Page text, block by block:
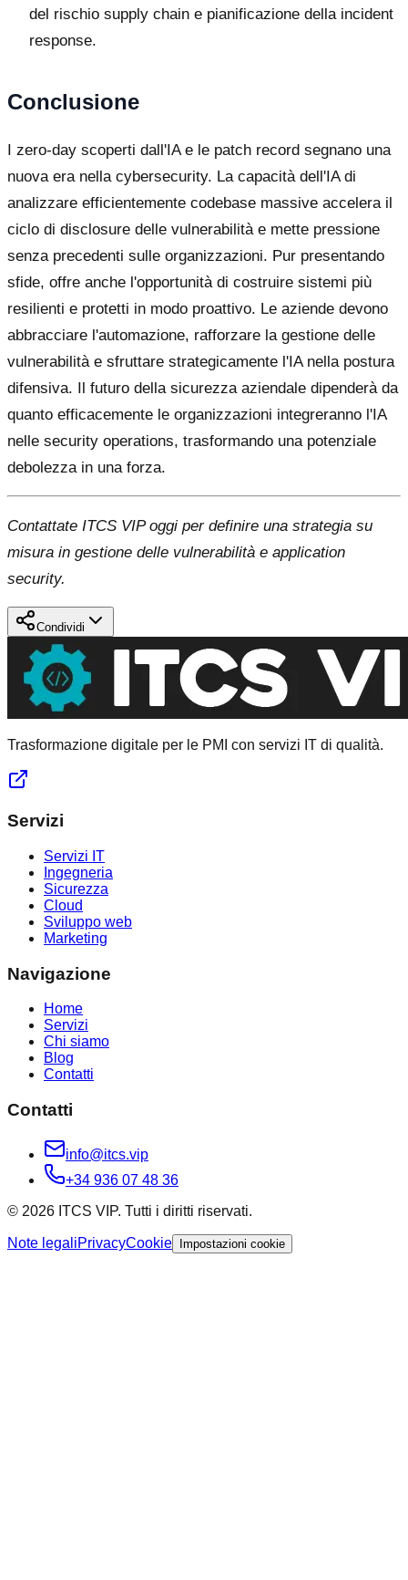
del rischio supply chain e pianificazione della incident
response.
Conclusione
I zero-day scoperti dall'IA e le patch record segnano una
nuova era nella cybersecurity. La capacità dell'IA di
analizzare efficientemente codebase massive accelera il
ciclo di disclosure delle vulnerabilità e mette pressione
senza precedenti sulle organizzazioni. Pur presentando
sfide, offre anche l'opportunità di costruire sistemi più
resilienti e protetti in modo proattivo. Le aziende devono
abbracciare l'automazione, rafforzare la gestione delle
vulnerabilità e sfruttare strategicamente l'IA nella postura
difensiva. Il futuro della sicurezza aziendale dipenderà da
quanto efficacemente le organizzazioni integreranno l'IA
nelle security operations, trasformando una potenziale
debolezza in una forza.
Contattate ITCS VIP oggi per definire una strategia su
misura in gestione delle vulnerabilità e application
security.
Condividi
Trasformazione digitale per le PMI con servizi IT di qualità.
Servizi
Servizi IT
Ingegneria
Sicurezza
Cloud
Sviluppo web
Marketing
Navigazione
Home
Servizi
Chi siamo
Blog
Contatti
Contatti
info@itcs.vip
+34 936 07 48 36
© 2026 ITCS VIP. Tutti i diritti riservati.
Note legaliPrivacyCookie Impostazioni cookie